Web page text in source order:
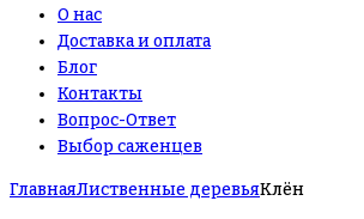
О нас
Доставка и оплата
Блог
Контакты
Вопрос-Ответ
Выбор саженцев
ГлавнаяЛиственные деревьяКлён